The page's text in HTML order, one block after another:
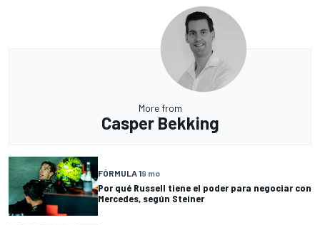
More from
Casper Bekking
FÓRMULA 19 mo
Por qué Russell tiene el poder para negociar con
Mercedes, según Steiner